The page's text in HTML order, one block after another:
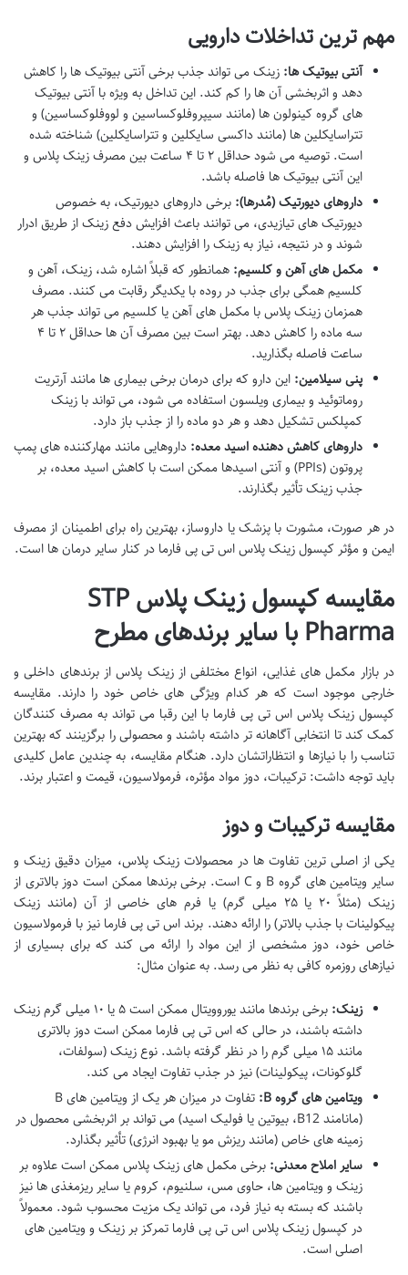
مهم ترین تداخلات دارویی
آنتی بیوتیک ها: زینک می تواند جذب برخی آنتی بیوتیک ها را کاهش
دهد و اثربخشی آن ها را کم کند. این تداخل به ویژه با آنتی بیوتیک
های گروه کینولون ها (مانند سیپروفلوکساسین و لووفلوکساسین) و
تتراسایکلین ها (مانند داکسی سایکلین و تتراسایکلین) شناخته شده
است. توصیه می شود حداقل ۲ تا ۴ ساعت بین مصرف زینک پلاس و
این آنتی بیوتیک ها فاصله باشد.
داروهای دیورتیک (مُدرها): برخی داروهای دیورتیک، به خصوص
دیورتیک های تیازیدی، می توانند باعث افزایش دفع زینک از طریق ادرار
شوند و در نتیجه، نیاز به زینک را افزایش دهند.
مکمل های آهن و کلسیم: همانطور که قبلاً اشاره شد، زینک، آهن و
کلسیم همگی برای جذب در روده با یکدیگر رقابت می کنند. مصرف
همزمان زینک پلاس با مکمل های آهن یا کلسیم می تواند جذب هر
سه ماده را کاهش دهد. بهتر است بین مصرف آن ها حداقل ۲ تا ۴
ساعت فاصله بگذارید.
پنی سیلامین: این دارو که برای درمان برخی بیماری ها مانند آرتریت
روماتوئید و بیماری ویلسون استفاده می شود، می تواند با زینک
کمپلکس تشکیل دهد و هر دو ماده را از جذب باز دارد.
داروهای کاهش دهنده اسید معده: داروهایی مانند مهارکننده های پمپ
پروتون (PPIs) و آنتی اسیدها ممکن است با کاهش اسید معده، بر
جذب زینک تأثیر بگذارند.
در هر صورت، مشورت با پزشک یا داروساز، بهترین راه برای اطمینان از مصرف
ایمن و مؤثر کپسول زینک پلاس اس تی پی فارما در کنار سایر درمان ها است.
مقایسه کپسول زینک پلاس STP
Pharma با سایر برندهای مطرح
در بازار مکمل های غذایی، انواع مختلفی از زینک پلاس از برندهای داخلی و
خارجی موجود است که هر کدام ویژگی های خاص خود را دارند. مقایسه
کپسول زینک پلاس اس تی پی فارما با این رقبا می تواند به مصرف کنندگان
کمک کند تا انتخابی آگاهانه تر داشته باشند و محصولی را برگزینند که بهترین
تناسب را با نیازها و انتظاراتشان دارد. هنگام مقایسه، به چندین عامل کلیدی
باید توجه داشت: ترکیبات، دوز مواد مؤثره، فرمولاسیون، قیمت و اعتبار برند.
مقایسه ترکیبات و دوز
یکی از اصلی ترین تفاوت ها در محصولات زینک پلاس، میزان دقیق زینک و
سایر ویتامین های گروه B و C است. برخی برندها ممکن است دوز بالاتری از
زینک (مثلاً ۲۰ یا ۲۵ میلی گرم) یا فرم های خاصی از آن (مانند زینک
پیکولینات با جذب بالاتر) را ارائه دهند. برند اس تی پی فارما نیز با فرمولاسیون
خاص خود، دوز مشخصی از این مواد را ارائه می کند که برای بسیاری از
نیازهای روزمره کافی به نظر می رسد. به عنوان مثال:
زینک:
برخی برندها مانند یوروویتال ممکن است ۵ یا ۱۰ میلی گرم زینک
داشته باشند، در حالی که اس تی پی فارما ممکن است دوز بالاتری
مانند ۱۵ میلی گرم را در نظر گرفته باشد. نوع زینک (سولفات،
گلوکونات، پیکولینات) نیز در جذب تفاوت ایجاد می کند.
ویتامین های گروه B:
تفاوت در میزان هر یک از ویتامین های B
(مانامند B12، بیوتین یا فولیک اسید) می تواند بر اثربخشی محصول در
زمینه های خاص (مانند ریزش مو یا بهبود انرژی) تأثیر بگذارد.
سایر املاح معدنی: برخی مکمل های زینک پلاس ممکن است علاوه بر
زینک و ویتامین ها، حاوی مس، سلنیوم، کروم یا سایر ریزمغذی ها نیز
باشند که بسته به نیاز فرد، می تواند یک مزیت محسوب شود. معمولاً
در کپسول زینک پلاس اس تی پی فارما تمرکز بر زینک و ویتامین های
اصلی است.